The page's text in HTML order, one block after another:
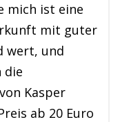
mich ist eine
mit guter
wert, und
die
Kasper
ab 20 Euro